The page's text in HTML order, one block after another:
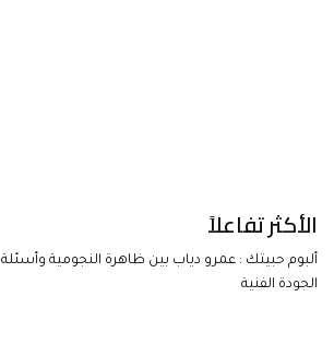
الأكثر تفاعلاً
ألبوم حبيتك : عمرو دياب بين ظاهرة النجومية وأسئلة
الجودة الفنية